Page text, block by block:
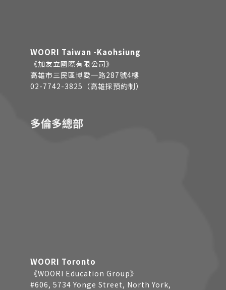
WOORI Taiwan -Kaohsiung
《加友立國際有限公司》
高雄市三民區博愛一路287號4樓
02-7742-3825（高雄採預約制）
多倫多總部
WOORI Toronto
《WOORI Education Group》
#606, 5734 Yonge Street, North York,